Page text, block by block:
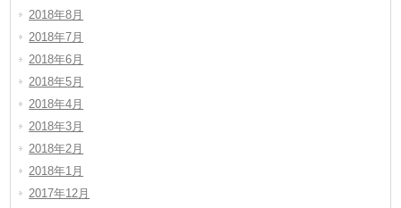
2018年8月
2018年7月
2018年6月
2018年5月
2018年4月
2018年3月
2018年2月
2018年1月
2017年12月